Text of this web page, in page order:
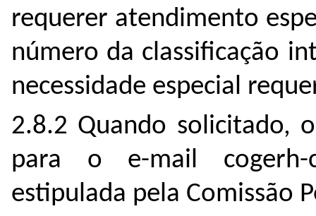
requerer atendimento
número da classificação
necessidade especial
2.8.2 Quando solicitado,
para o e-mail cogerh-
estipulada pela Comissão